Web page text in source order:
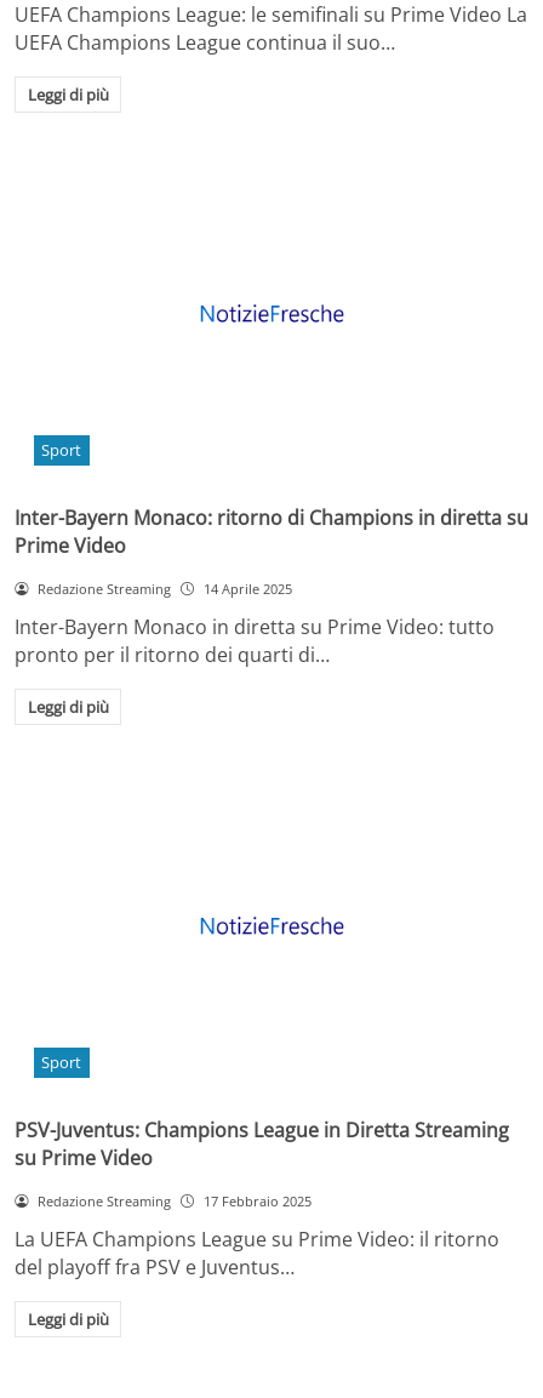
UEFA Champions League: le semifinali su Prime Video La
UEFA Champions League continua il suo…
Leggi di più
Sport
Inter-Bayern Monaco: ritorno di Champions in diretta su
Prime Video
Redazione Streaming 14 Aprile 2025
Inter-Bayern Monaco in diretta su Prime Video: tutto
pronto per il ritorno dei quarti di…
Leggi di più
Sport
PSV-Juventus: Champions League in Diretta Streaming
su Prime Video
Redazione Streaming 17 Febbraio 2025
La UEFA Champions League su Prime Video: il ritorno
del playoff fra PSV e Juventus…
Leggi di più